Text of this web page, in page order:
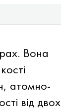
Вона
атомно-
від двох